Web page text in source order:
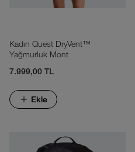
Kadın Quest DryVent™
Yağmurluk Mont
7.999,00 TL
Ekle